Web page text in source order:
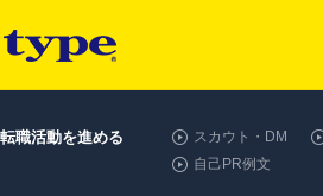
転職活動を進める スカウト・DM
自己PR例文